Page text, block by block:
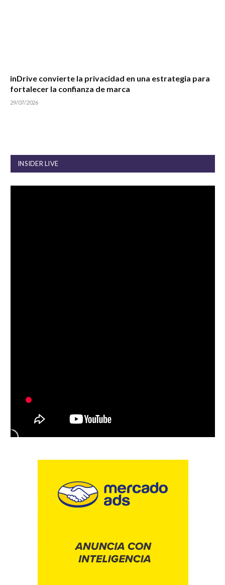
inDrive convierte la privacidad en una estrategia para
fortalecer la confianza de marca
29/07/2026
INSIDER LIVE